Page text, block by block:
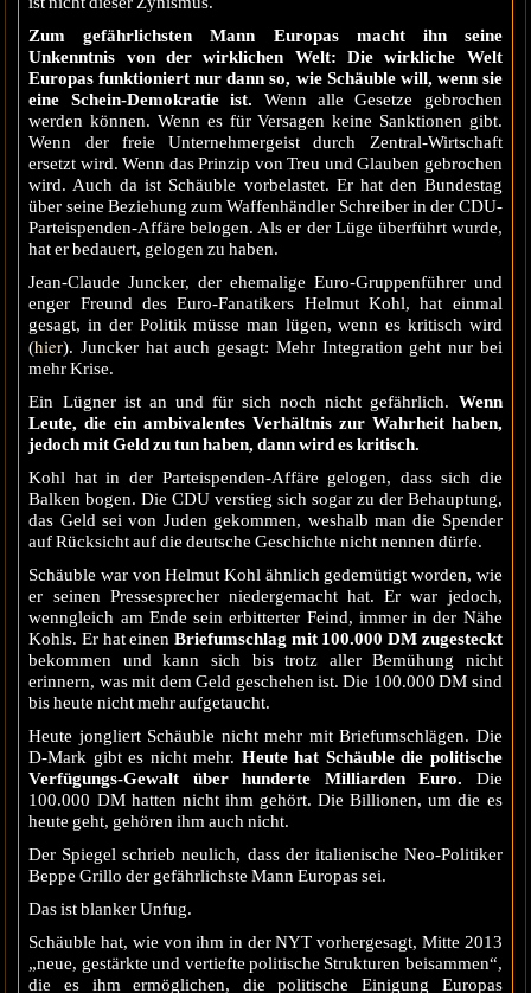
Zum gefährlichsten Mann Europas macht ihn seine
Unkenntnis von der wirklichen Welt: Die wirkliche Welt
Europas funktioniert nur dann so, wie Schäuble will, wenn sie
eine Schein-Demokratie ist. Wenn alle Gesetze gebrochen
werden können. Wenn es für Versagen keine Sanktionen gibt.
Wenn der freie Unternehmergeist durch Zentral-Wirtschaft
ersetzt wird. Wenn das Prinzip von Treu und Glauben gebrochen
wird. Auch da ist Schäuble vorbelastet. Er hat den Bundestag
über seine Beziehung zum Waffenhändler Schreiber in der CDU-
Parteispenden-Affäre belogen. Als er der Lüge überführt wurde,
hat er bedauert, gelogen zu haben.
Jean-Claude Juncker, der ehemalige Euro-Gruppenführer und
enger Freund des Euro-Fanatikers Helmut Kohl, hat einmal
gesagt, in der Politik müsse man lügen, wenn es kritisch wird
(hier). Juncker hat auch gesagt: Mehr Integration geht nur bei
mehr Krise.
Ein Lügner ist an und für sich noch nicht gefährlich. Wenn
Leute, die ein ambivalentes Verhältnis zur Wahrheit haben,
jedoch mit Geld zu tun haben, dann wird es kritisch.
Kohl hat in der Parteispenden-Affäre gelogen, dass sich die
Balken bogen. Die CDU verstieg sich sogar zu der Behauptung,
das Geld sei von Juden gekommen, weshalb man die Spender
auf Rücksicht auf die deutsche Geschichte nicht nennen dürfe.
Schäuble war von Helmut Kohl ähnlich gedemütigt worden, wie
er seinen Pressesprecher niedergemacht hat. Er war jedoch,
wenngleich am Ende sein erbitterter Feind, immer in der Nähe
Kohls. Er hat einen Briefumschlag mit 100.000 DM zugesteckt
bekommen und kann sich bis trotz aller Bemühung nicht
erinnern, was mit dem Geld geschehen ist. Die 100.000 DM sind
bis heute nicht mehr aufgetaucht.
Heute jongliert Schäuble nicht mehr mit Briefumschlägen. Die
D-Mark gibt es nicht mehr. Heute hat Schäuble die politische
Verfügungs-Gewalt über hunderte Milliarden Euro. Die
100.000 DM hatten nicht ihm gehört. Die Billionen, um die es
heute geht, gehören ihm auch nicht.
Der Spiegel schrieb neulich, dass der italienische Neo-Politiker
Beppe Grillo der gefährlichste Mann Europas sei.
Das ist blanker Unfug.
Schäuble hat, wie von ihm in der NYT vorhergesagt, Mitte 2013
„neue, gestärkte und vertiefte politische Strukturen beisammen“,
die es ihm ermöglichen, die politische Einigung Europas